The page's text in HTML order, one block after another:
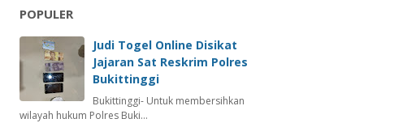
POPULER
Judi Togel Online Disikat
Jajaran Sat Reskrim Polres
Bukittinggi
Bukittinggi- Untuk membersihkan
wilayah hukum Polres Buki…